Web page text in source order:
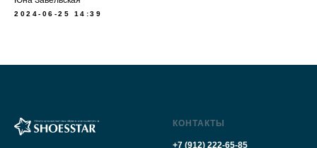
2024-06-25 14:39
КОНТАКТЫ
+7 (912) 222-65-85